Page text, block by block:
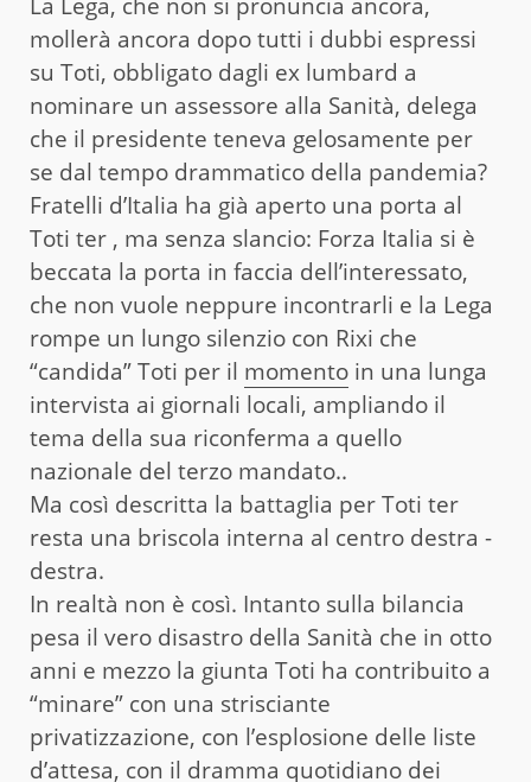
mollerà ancora dopo tutti i dubbi espressi
su Toti, obbligato dagli ex lumbard a
nominare un assessore alla Sanità, delega
che il presidente teneva gelosamente per
se dal tempo drammatico della pandemia?
Fratelli d’Italia ha già aperto una porta al
Toti ter , ma senza slancio: Forza Italia si è
beccata la porta in faccia dell’interessato,
che non vuole neppure incontrarli e la Lega
rompe un lungo silenzio con Rixi che
“candida” Toti per il momento in una lunga
intervista ai giornali locali, ampliando il
tema della sua riconferma a quello
nazionale del terzo mandato..
Ma così descritta la battaglia per Toti ter
resta una briscola interna al centro destra -
destra.
In realtà non è così. Intanto sulla bilancia
pesa il vero disastro della Sanità che in otto
anni e mezzo la giunta Toti ha contribuito a
“minare” con una strisciante
privatizzazione, con l’esplosione delle liste
d’attesa, con il dramma quotidiano dei